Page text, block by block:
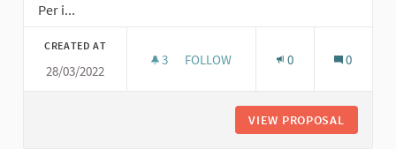
Per i...
CREATED AT
28/03/2022
3 3 FOLLOWERS
FOLLOW 0 0
VIEW PROPOSAL